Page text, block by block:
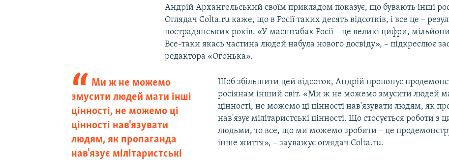
Андрій Архангельський своїм прикладом показує, що бувають інші
Оглядач Colta.ru каже, що в Росії таких десять відсотків, і все це –
пострадянських років. «У масштабах Росії – це великі цифри,
Все-таки якась частина людей набула нового досвіду», – підкреслює
редактора «Огонька».
Ми ж не можемо
змусити людей мати інші
цінності, не можемо ці
цінності нав'язувати
людям, як пропаганда
нав'язує мілітаристські
Щоб збільшити цей відсоток, Андрій пропонує
росіянам інший світ. «Ми ж не можемо змусити людей
цінності, не можемо ці цінності нав'язувати людям, як
нав'язує мілітаристські цінності. Що стосується роботи з
людьми, то все, що ми можемо зробити – це
інше життя», – зауважує оглядач Colta.ru.